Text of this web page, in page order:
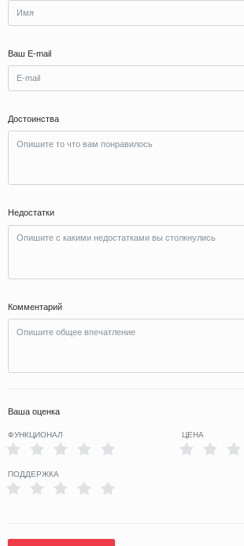
Ваш E-mail
Достоинства
Недостатки
Комментарий
Ваша оценка
ФУНКЦИОНАЛ ЦЕНА
ПОДДЕРЖКА